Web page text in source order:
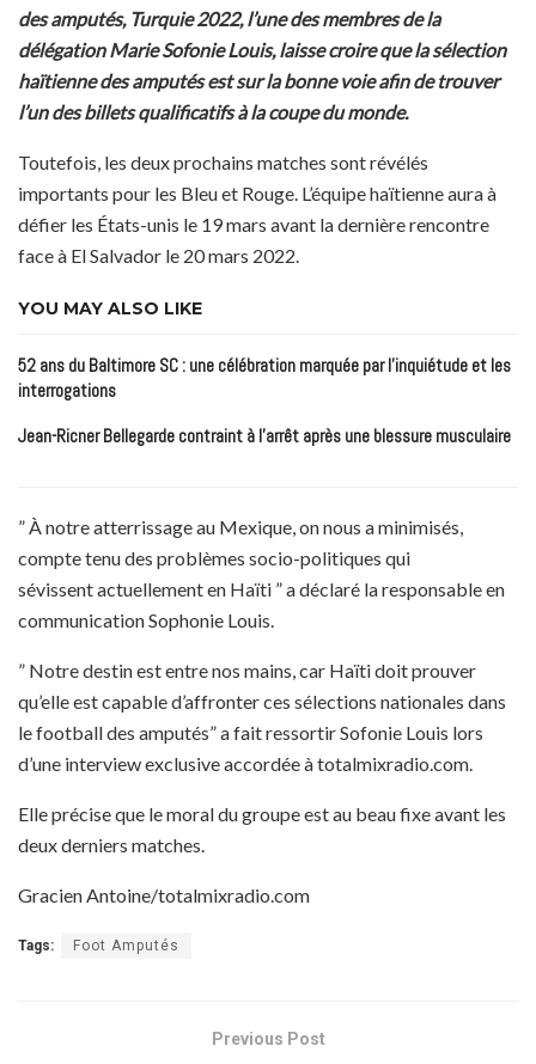
des amputés, Turquie 2022, l’une des membres de la
délégation Marie Sofonie Louis, laisse croire que la sélection
haïtienne des amputés est sur la bonne voie afin de trouver
l’un des billets qualificatifs à la coupe du monde.
Toutefois, les deux prochains matches sont révélés
importants pour les Bleu et Rouge. L’équipe haïtienne aura à
défier les États-unis le 19 mars avant la dernière rencontre
face à El Salvador le 20 mars 2022.
YOU MAY ALSO LIKE
52 ans du Baltimore SC : une célébration marquée par l’inquiétude et les
interrogations
Jean-Ricner Bellegarde contraint à l’arrêt après une blessure musculaire
” À notre atterrissage au Mexique, on nous a minimisés,
compte tenu des problèmes socio-politiques qui
sévissent actuellement en Haïti ” a déclaré la responsable en
communication Sophonie Louis.
” Notre destin est entre nos mains, car Haïti doit prouver
qu’elle est capable d’affronter ces sélections nationales dans
le football des amputés” a fait ressortir Sofonie Louis lors
d’une interview exclusive accordée à totalmixradio.com.
Elle précise que le moral du groupe est au beau fixe avant les
deux derniers matches.
Gracien Antoine/totalmixradio.com
Tags: Foot Amputés
Previous Post